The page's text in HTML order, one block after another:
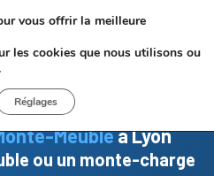
Meubleà Lyon
ou un monte-charge
vous offrir la meilleure
les cookies que nous utilisons ou
Réglages